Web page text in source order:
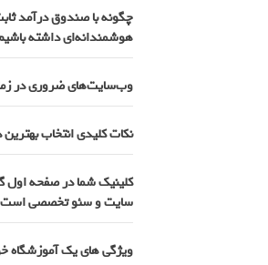
چگونه با صندوق درآمد
هوشمندانه‌ای داشته
وب‌سایت‌های ضروری در
نکات کلیدی انتخاب
کلینیک شما در صفحه
سایت و سئو تخصصی است
ویژگی های یک آموزشگاه